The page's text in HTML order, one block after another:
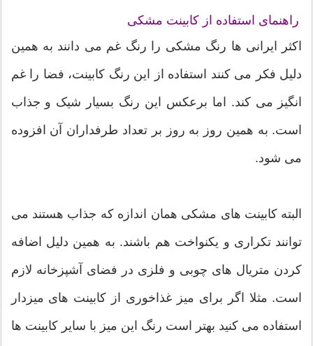
راهنمای استفاده از کابینت مشکی
اکثر ایرانی ها رنگ مشکی را رنگ غم می دانند به همین
دلیل فکر می کنند استفاده از این رنگ کابینت، فضا را غم
انگیز می کند. اما برعکس این رنگ بسیار شیک و جذاب
است. به همین روز به روز بر تعداد طرفداران آن افزوده
می شود.
البته کابینت های مشکی همان اندازه که جذاب هستند می
توانند تکراری و یکنواخت هم باشند. به همین دلیل اضافه
کردن متریال های چوبی و فلزی در فضای ﺁشپزخانه لازم
است. مثلا اگر برای میز غذاخوری از کابینت های میزدار
استفاده می کنید بهتر است رنگ این میز با سایر کابینت ها